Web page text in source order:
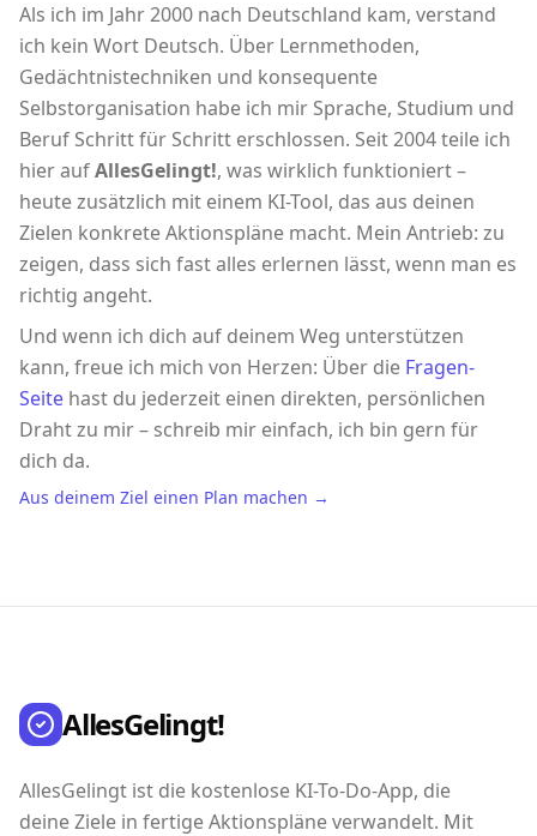
Als ich im Jahr 2000 nach Deutschland kam, verstand
ich kein Wort Deutsch. Über Lernmethoden,
Gedächtnistechniken und konsequente
Selbstorganisation habe ich mir Sprache, Studium und
Beruf Schritt für Schritt erschlossen. Seit 2004 teile ich
hier aufAllesGelingt!, was wirklich funktioniert –
heute zusätzlich mit einem KI-Tool, das aus deinen
Zielen konkrete Aktionspläne macht. Mein Antrieb: zu
zeigen, dass sich fast alles erlernen lässt, wenn man es
richtig angeht.
Und wenn ich dich auf deinem Weg unterstützen
kann, freue ich mich von Herzen: Über die Fragen-
Seite hast du jederzeit einen direkten, persönlichen
Draht zu mir – schreib mir einfach, ich bin gern für
dich da.
Aus deinem Ziel einen Plan machen →
AllesGelingt!
AllesGelingt ist die kostenlose KI-To-Do-App, die
deine Ziele in fertige Aktionspläne verwandelt. Mit